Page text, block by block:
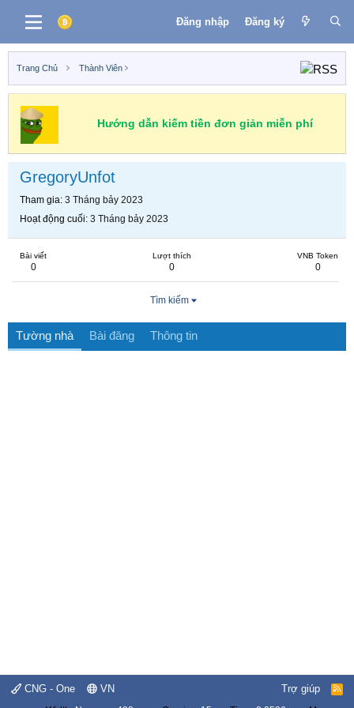
Đăng nhập Đăng ký
Trang Chủ Thành Viên
Hướng dẫn kiếm tiền đơn giản miễn phí
GregoryUnfot
Tham gia 3 Tháng bảy 2023
Hoạt động cuối 3 Tháng bảy 2023
Bài viết
0
Lượt thích
0
VNB Token
0
Tìm kiếm
Tường nhà Bài đăng Thông tin
CNG - One VN Trợ giúp
R